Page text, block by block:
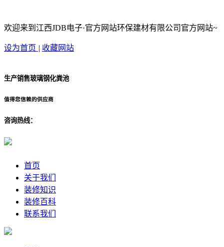
欢迎来到江西JDB电子·官方网站环保建材有限公司官方网站~
设为首页 | 收藏网站
生产销售玻璃钢化粪池
值得您信赖的供应商
咨询热线：
首页
关于我们
装修知识
装修百科
联系我们